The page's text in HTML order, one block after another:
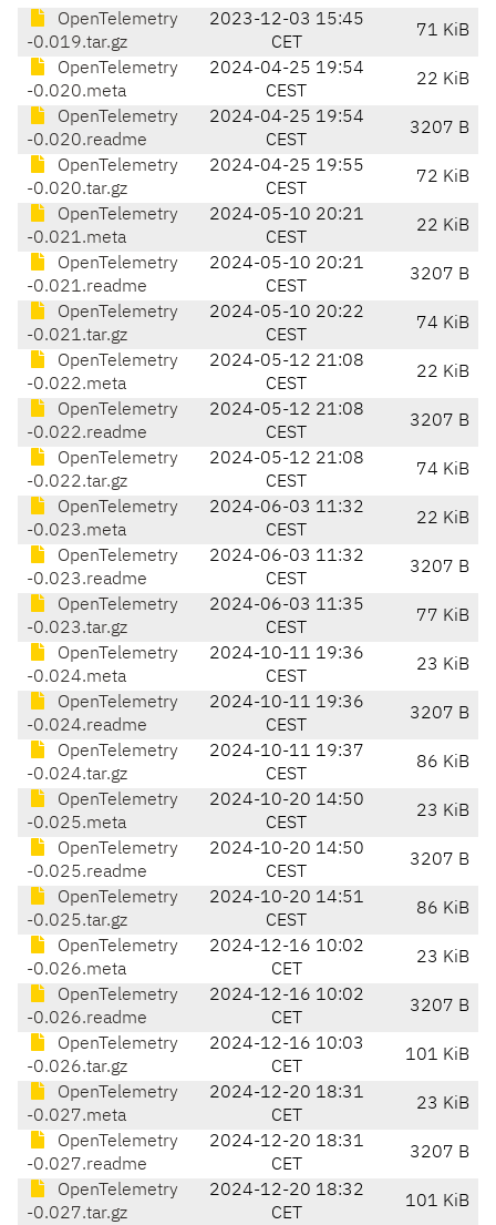
OpenTelemetry
-0.019.tar.gz
2023-12-03 15:45
CET
71 KiB
OpenTelemetry
-0.020.meta
2024-04-25 19:54
CEST
22 KiB
OpenTelemetry
-0.020.readme
2024-04-25 19:54
CEST
3207 B
OpenTelemetry
-0.020.tar.gz
2024-04-25 19:55
CEST
72 KiB
OpenTelemetry
-0.021.meta
2024-05-10 20:21
CEST
22 KiB
OpenTelemetry
-0.021.readme
2024-05-10 20:21
CEST
3207 B
OpenTelemetry
-0.021.tar.gz
2024-05-10 20:22
CEST
74 KiB
OpenTelemetry
-0.022.meta
2024-05-12 21:08
CEST
22 KiB
OpenTelemetry
-0.022.readme
2024-05-12 21:08
CEST
3207 B
OpenTelemetry
-0.022.tar.gz
2024-05-12 21:08
CEST
74 KiB
OpenTelemetry
-0.023.meta
2024-06-03 11:32
CEST
22 KiB
OpenTelemetry
-0.023.readme
2024-06-03 11:32
CEST
3207 B
OpenTelemetry
-0.023.tar.gz
2024-06-03 11:35
CEST
77 KiB
OpenTelemetry
-0.024.meta
2024-10-11 19:36
CEST
23 KiB
OpenTelemetry
-0.024.readme
2024-10-11 19:36
CEST
3207 B
OpenTelemetry
-0.024.tar.gz
2024-10-11 19:37
CEST
86 KiB
OpenTelemetry
-0.025.meta
2024-10-20 14:50
CEST
23 KiB
OpenTelemetry
-0.025.readme
2024-10-20 14:50
CEST
3207 B
OpenTelemetry
-0.025.tar.gz
2024-10-20 14:51
CEST
86 KiB
OpenTelemetry
-0.026.meta
2024-12-16 10:02
CET
23 KiB
OpenTelemetry
-0.026.readme
2024-12-16 10:02
CET
3207 B
OpenTelemetry
-0.026.tar.gz
2024-12-16 10:03
CET
101 KiB
OpenTelemetry
-0.027.meta
2024-12-20 18:31
CET
23 KiB
OpenTelemetry
-0.027.readme
2024-12-20 18:31
CET
3207 B
OpenTelemetry
-0.027.tar.gz
2024-12-20 18:32
CET
101 KiB